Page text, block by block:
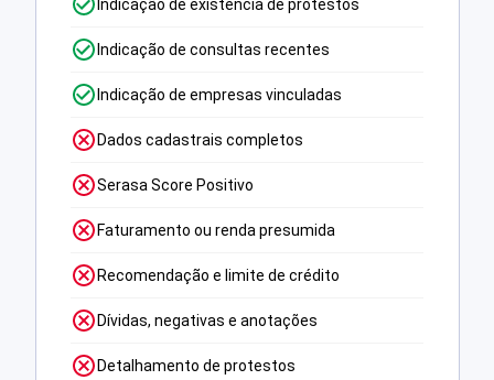
Indicação de existência de protestos
Indicação de consultas recentes
Indicação de empresas vinculadas
Dados cadastrais completos
Serasa Score Positivo
Faturamento ou renda presumida
Recomendação e limite de crédito
Dívidas, negativas e anotações
Detalhamento de protestos